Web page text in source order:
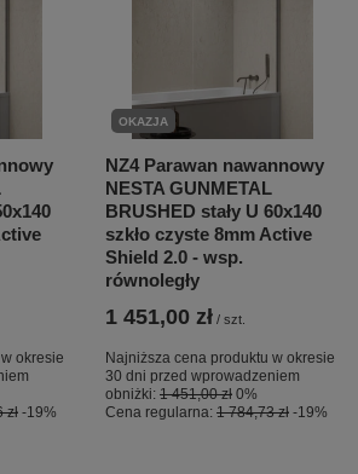
okresie
zł -19%
OKAZJA
NZ4 Parawan nawannowy
NESTA GUNMETAL
BRUSHED stały U 60x140
szkło czyste 8mm Active
Shield 2.0 - wsp.
równoległy
1 451,00 zł / szt.
Najniższa cena produktu w okresie
30 dni przed wprowadzeniem
obniżki: 1 451,00 zł 0%
Cena regularna: 1 784,73 zł -19%